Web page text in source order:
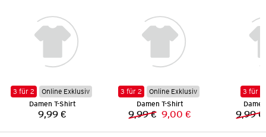
3 für 2
Online Exklusiv
Damen T-Shirt
Preis:
9,99 €
3 für 2
Online Exklusiv
Damen T-Shirt
Vorheriger Preis:
9,99 € Neuer Preis:
9,00 €
3 für 2
9,99 €